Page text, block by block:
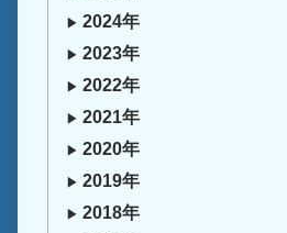
2024年
2023年
2022年
2021年
2020年
2019年
2018年